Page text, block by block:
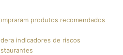
produtos recomendados
indicadores de riscos